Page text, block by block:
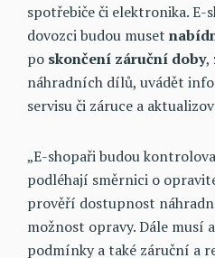
spotřebiče či elektronika.
dovozci budou muset
po skončení záruční doby,
náhradních dílů, uvádět
servisu či záruce a
„E-shopaři budou
podléhají směrnici o
prověří dostupnost
možnost opravy. Dále musí
podmínky a také záruční a